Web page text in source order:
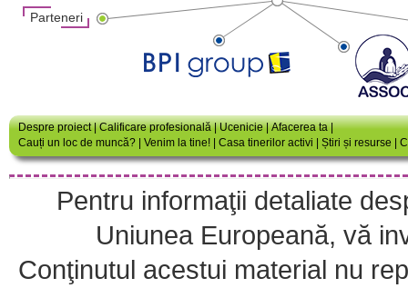
Parteneri
Despre proiect | Calificare profesională | Ucenicie | Afacerea ta |
Cauți un loc de muncă?
Venim la tine! Casa tinerilor activi Știri și resurse
Pentru informaţii detaliate
Uniunea Europeană, vă
Conţinutul acestui material nu